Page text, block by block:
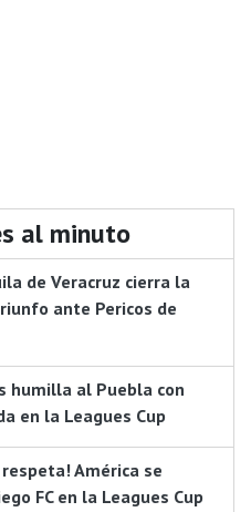
al minuto
de Veracruz cierra la
ante Pericos de
humilla al Puebla con
en la Leagues Cup
respeta! América se
FC en la Leagues Cup